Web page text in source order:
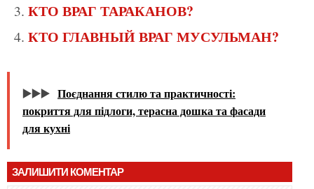
КТО ВРАГ ТАРАКАНОВ?
КТО ГЛАВНЫЙ ВРАГ МУСУЛЬМАН?
▶️▶️▶️ Поєднання стилю та практичності:
покриття для підлоги, терасна дошка та фасади
для кухні
ЗАЛИШИТИ КОМЕНТАР